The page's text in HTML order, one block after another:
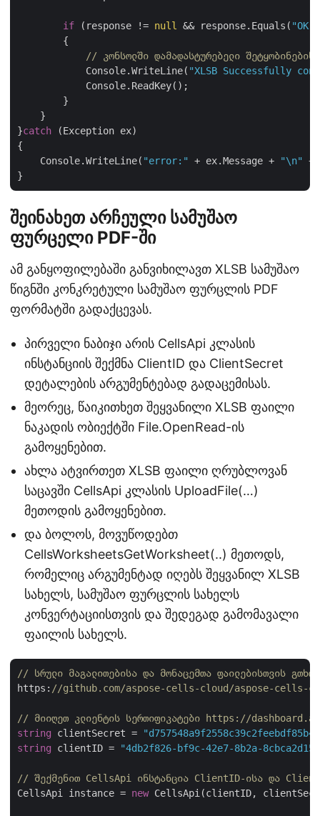
if (response != null && response.Equals( "OK"
        {
// კონსოლში დამადასტურებელი შეტყობინების
            Console.WriteLine(
"XLSB Successfully
            Console.ReadKey();
        }
    }
}catch (Exception ex)
{
    Console.WriteLine(
"error:" + ex.Message + "\n"
+
შეინახეთ არჩეული სამუშაო
ფურცელი PDF-ში
ამ განყოფილებაში განვიხილავთ XLSB სამუშაო
წიგნში კონკრეტული სამუშაო ფურცლის PDF
ფორმატში გადაქცევას.
პირველი ნაბიჯი არის CellsApi კლასის
ინსტანციის შექმნა ClientID და ClientSecret
დეტალების არგუმენტებად გადაცემისას.
მეორეც, წაიკითხეთ შეყვანილი XLSB ფაილი
ნაკადის ობიექტში File.OpenRead-ის
გამოყენებით.
ახლა ატვირთეთ XLSB ფაილი ღრუბლოვან
საცავში CellsApi კლასის UploadFile(…)
მეთოდის გამოყენებით.
და ბოლოს, მოვუწოდებთ
CellsWorksheetsGetWorksheet(..) მეთოდს,
რომელიც არგუმენტად იღებს შეყვანილ XLSB
სახელს, სამუშაო ფურცლის სახელს
კონვერტაციისთვის და შედეგად გამომავალი
ფაილის სახელს.
// სრული მაგალითებისა და მონაცემთა ფაილებისთვის
https: //github.com/aspose-cells-cloud/aspose-cells-
// მიიღეთ კლიენტის სერთიფიკატები https://
string clientSecret =
string clientID = "4db2f826-bf9c-42e7-8b2a-
// შექმენით CellsApi ინსტანცია ClientID-ისა და
CellsApi instance = new CellsApi(clientID,